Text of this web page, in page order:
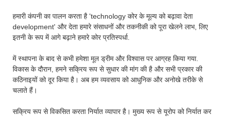
हमारी कंपनी का पालन करता है 'technology कोर के मूल्य को बढ़ावा देता
development' और देता हमारे संसाधनों और तकनीकी को पूरा खेलने लाभ, लिए
इतनी के रूप में आगे बढ़ाने हमारे कोर प्रतिस्पर्धा.
में स्थापना के बाद से कभी हमेशा मूल ड्रीम और विश्वास पर आग्रह किया गया.
विकास के दौरान, हमने सक्रिय रूप से सुधार की मांग की है और सभी प्रकार की
कठिनाइयों को दूर किया है। अब हम व्यवसाय को आधुनिक और अनोखे तरीके से
चलाते हैं।
सक्रिय रूप से विकसित करता निर्यात व्यापार है। मुख्य रूप से यूरोप को निर्यात कर